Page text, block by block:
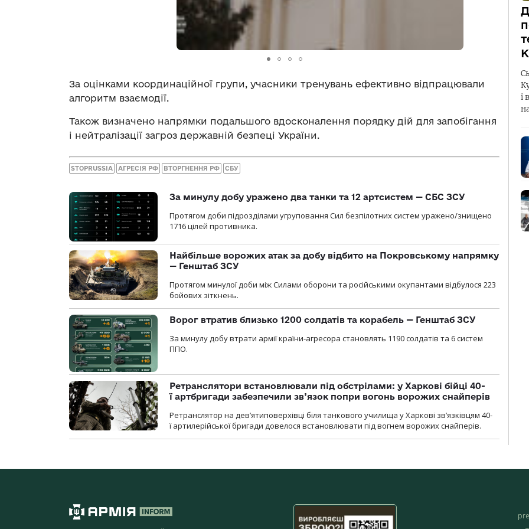
За оцінками координаційної групи, учасники тренувань ефективно відпрацювали
алгоритм взаємодії.
Також визначено напрямки подальшого вдосконалення порядку дій для запобігання
і нейтралізації загроз державній безпеці України.
STOPRUSSIA АГРЕСІЯ РФ ВТОРГНЕННЯ РФ СБУ
За минулу добу уражено два танки та 12 артсистем — СБС ЗСУ
Протягом доби підрозділами угруповання Сил безпілотних систем уражено/знищено
1716 цілей противника.
Найбільше ворожих атак за добу відбито на Покровському напрямку
— Генштаб ЗСУ
Протягом минулої доби між Силами оборони та російськими окупантами відбулося 223
бойових зіткнень.
Ворог втратив близько 1200 солдатів та корабель — Генштаб ЗСУ
За минулу добу втрати армії країни-агресора становлять 1190 солдатів та 6 систем
ППО.
Ретранслятори встановлювали під обстрілами: у Харкові бійці 40-
ї артбригади забезпечили зв’язок попри вогонь ворожих снайперів
Ретранслятор на дев’ятиповерхівці біля танкового училища у Харкові зв’язківцям 40-
ї артилерійської бригади довелося встановлювати під вогнем ворожих снайперів.
і